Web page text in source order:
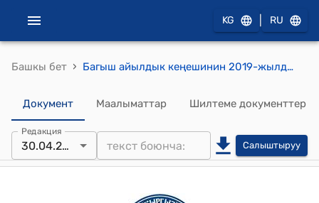
KG RU
Башкы бет › Багыш айылдык кеңешинин 2019-жылдын 30-апрелиндеги №6 «Багыш айыл өкмөтүндөгү жайыт комитетине алынгантехникалардын иштөө тарифтерин бекитүү жөнүндө» токтому
Документ Маалыматтар Шилтеме документтер
Редакция
30.04.2019 Салыштыруу